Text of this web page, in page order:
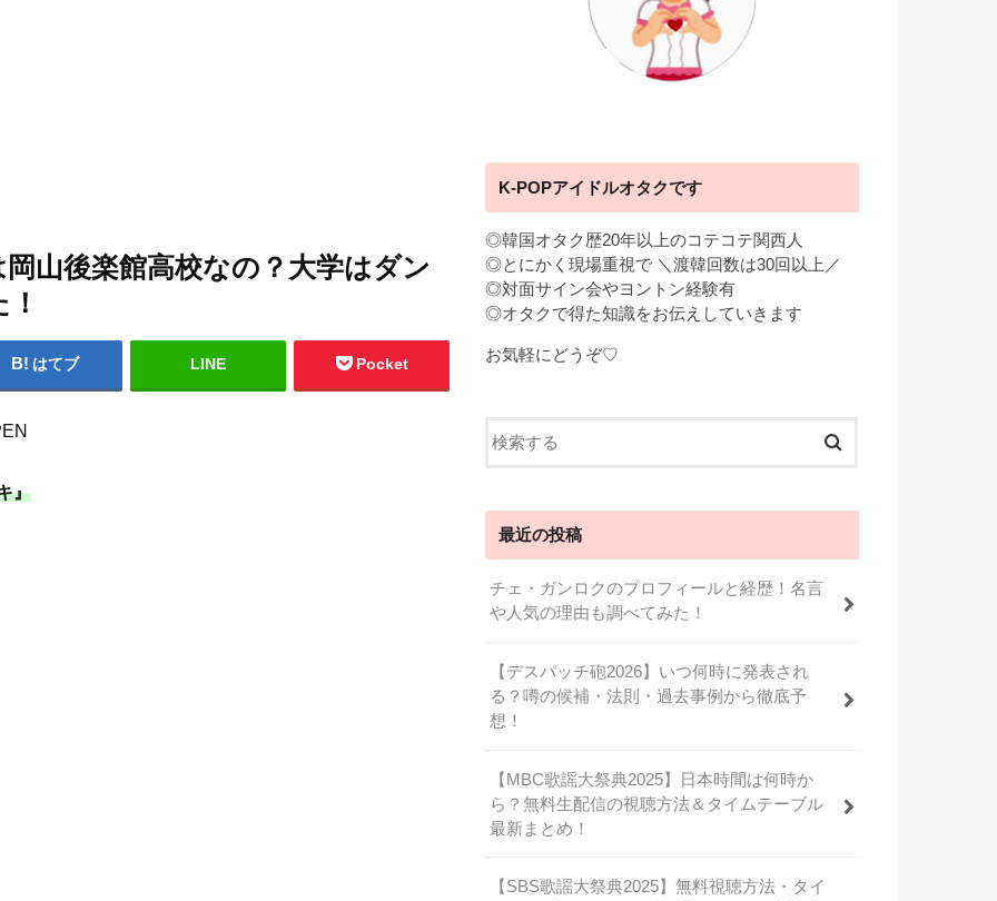
山後楽館高校なの？大学はダン
はてブ LINE Pocket
』
K-POPアイドルオタクです
◎韓国オタク歴20年以上のコテコテ関西人
◎とにかく現場重視で ＼渡韓回数は30回以上／
◎対面サイン会やヨントン経験有
◎オタクで得た知識をお伝えしていきます
お気軽にどうぞ♡
最近の投稿
チェ・ガンロクのプロフィールと経歴！名言
や人気の理由も調べてみた！
【デスパッチ砲2026】いつ何時に発表され
る？噂の候補・法則・過去事例から徹底予
想！
【MBC歌謡大祭典2025】日本時間は何時か
ら？無料生配信の視聴方法＆タイムテーブル
最新まとめ！
【SBS歌謡大祭典2025】無料視聴方法・タイ